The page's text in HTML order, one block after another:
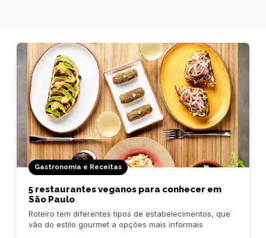
Gastronomia e Receitas
5 restaurantes veganos para conhecer em
São Paulo
Roteiro tem diferentes tipos de estabelecimentos, que
vão do estilo gourmet a opções mais informais